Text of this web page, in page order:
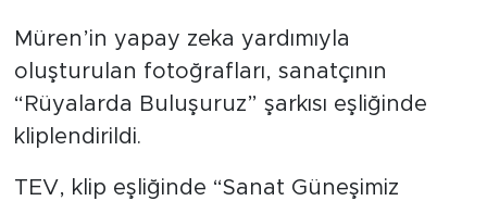
Müren’in yapay zeka yardımıyla
oluşturulan fotoğrafları, sanatçının
“Rüyalarda Buluşuruz” şarkısı eşliğinde
kliplendirildi.
TEV, klip eşliğinde “Sanat Güneşimiz